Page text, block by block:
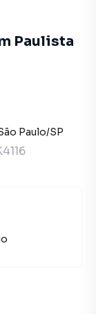
Paulista
Paulo/SP